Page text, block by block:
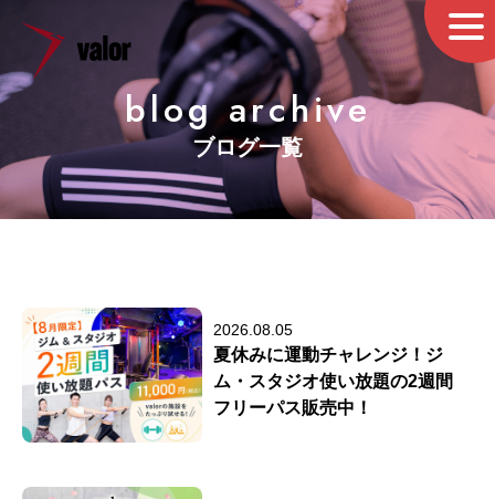
blog archive
ブログ一覧
2026.08.05
夏休みに運動チャレンジ！ジ
ム・スタジオ使い放題の2週間
フリーパス販売中！